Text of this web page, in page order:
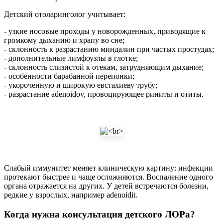
Детский отоларинголог учитывает:
- узкие носовые проходы у новорожденных, приводящие к
громкому дыханию и храпу во сне;
- склонность к разрастанию миндалин при частых простудах;
- дополнительные лимфоузлы в глотке;
- склонность слизистой к отекам, затрудняющим дыхание;
- особенности барабанной перепонки;
- укороченную и широкую евстахиеву трубу;
- разрастание adenoidov, провоцирующее риниты и отиты.
Слабый иммунитет меняет клиническую картину: инфекции
протекают быстрее и чаще осложняются. Воспаление одного
органа отражается на других. У детей встречаются болезни,
редкие у взрослых, например adenoidit.
Когда нужна консультация детского ЛОРа?